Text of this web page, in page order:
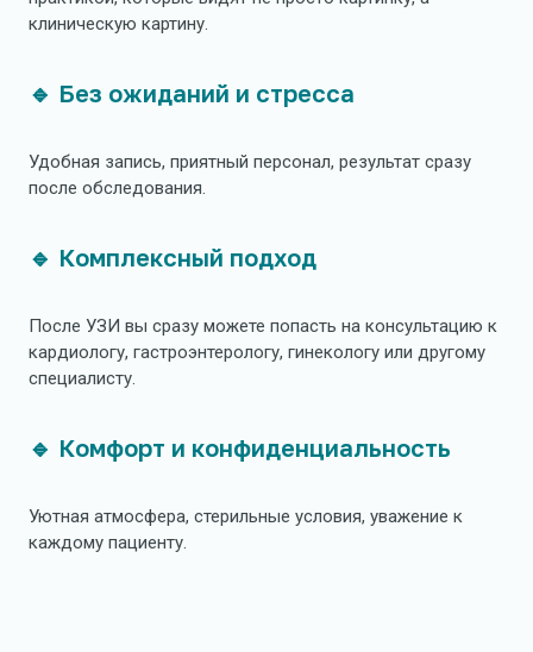
клиническую картину.
🔹 Без ожиданий и стресса
Удобная запись, приятный персонал, результат сразу
после обследования.
🔹 Комплексный подход
После УЗИ вы сразу можете попасть на консультацию к
кардиологу, гастроэнтерологу, гинекологу или другому
специалисту.
🔹 Комфорт и конфиденциальность
Уютная атмосфера, стерильные условия, уважение к
каждому пациенту.